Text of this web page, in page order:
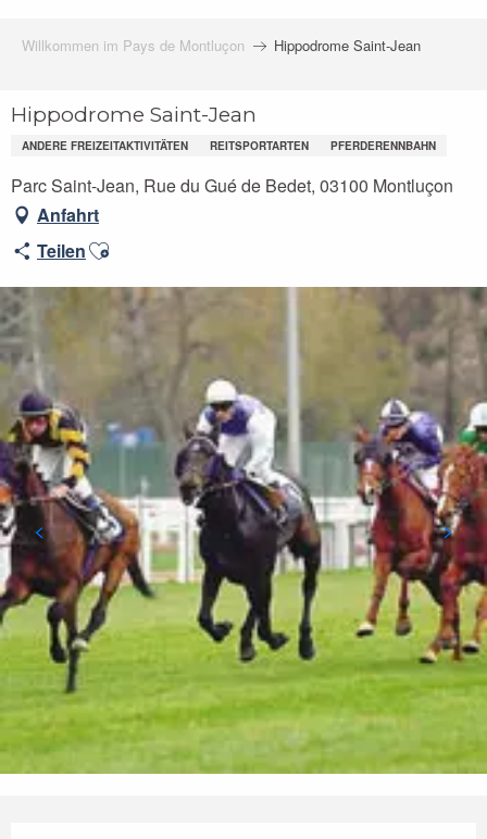
Willkommen im Pays de Montluçon Hippodrome Saint-Jean
Hippodrome Saint-Jean
ANDERE FREIZEITAKTIVITÄTEN REITSPORTARTEN PFERDERENNBAHN
Parc Saint-Jean, Rue du Gué de Bedet, 03100 Montluçon
Anfahrt
TeilenAjouter aux favoris